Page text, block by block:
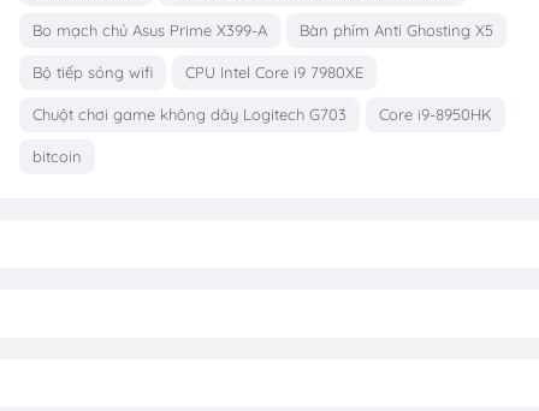
Bo mạch chủ Asus Prime X399-A Bàn phím Anti Ghosting X5
Bộ tiếp sóng wifi CPU Intel Core i9 7980XE
Chuột chơi game không dây Logitech G703 Core i9-8950HK
bitcoin